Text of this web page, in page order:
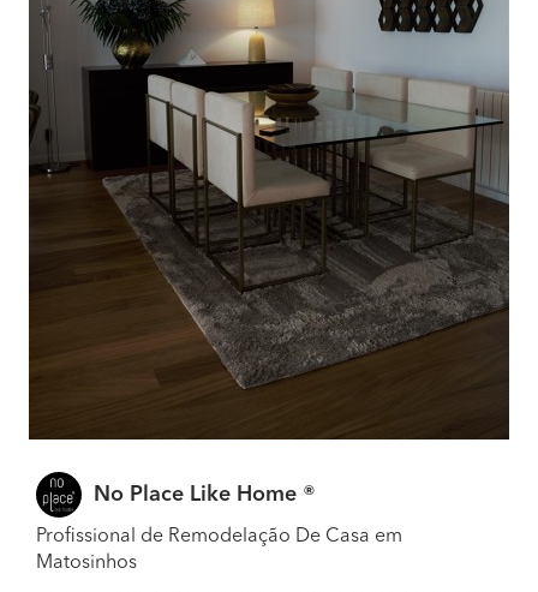
No Place Like Home ®
Profissional de Remodelação De Casa em
Matosinhos